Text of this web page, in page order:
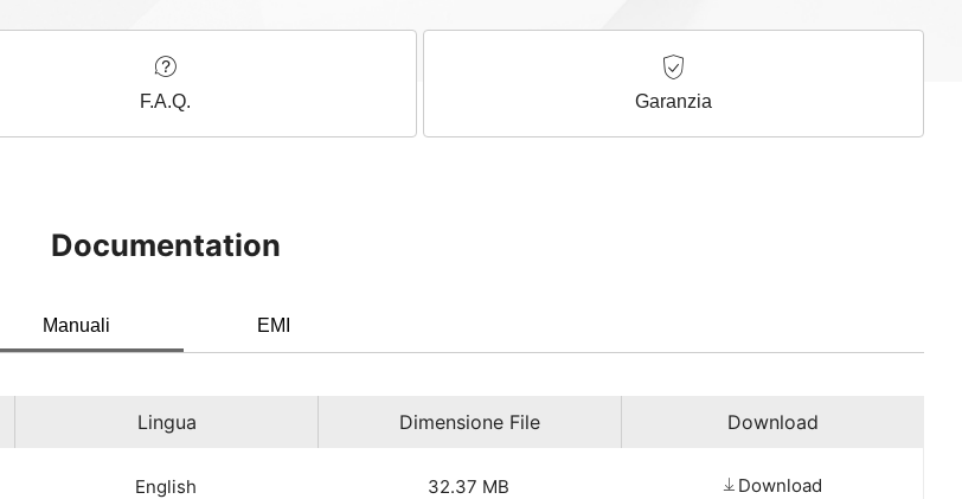
F.A.Q. Garanzia
Documentation
Manuali EMI
Lingua Dimensione File Download
English 32.37 MB Download